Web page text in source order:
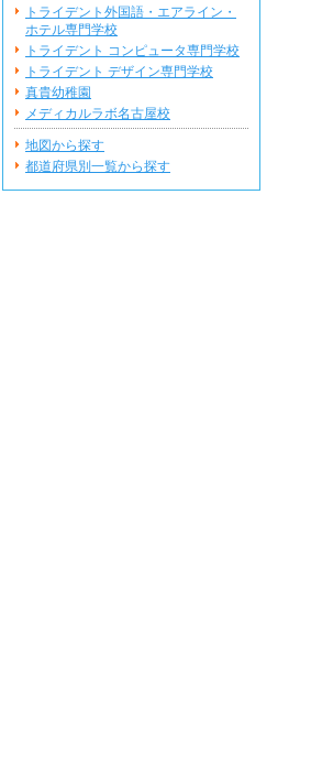
トライデント外国語・エアライン・
ホテル専門学校
トライデント コンピュータ専門学校
トライデント デザイン専門学校
真貴幼稚園
メディカルラボ名古屋校
地図から探す
都道府県別一覧から探す